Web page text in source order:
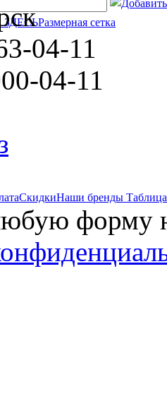
ЗДЕСЬРазмерная сетка
04-11
04-11
СкидкиНаши бренды
форму